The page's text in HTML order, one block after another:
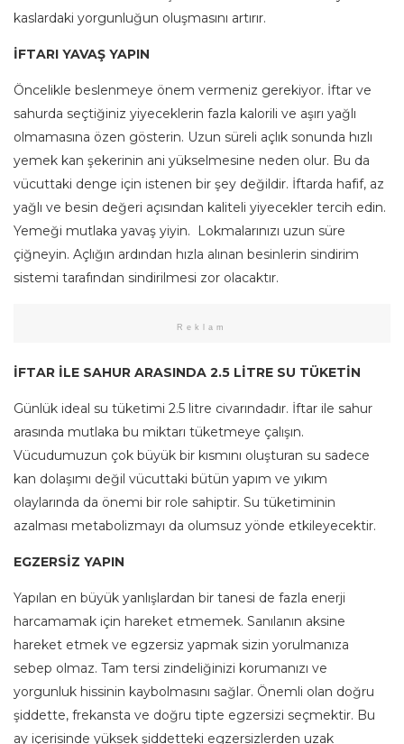
kaslardaki yorgunluğun oluşmasını artırır.
İFTARI YAVAŞ YAPIN
Öncelikle beslenmeye önem vermeniz gerekiyor. İftar ve
sahurda seçtiğiniz yiyeceklerin fazla kalorili ve aşırı yağlı
olmamasına özen gösterin. Uzun süreli açlık sonunda hızlı
yemek kan şekerinin ani yükselmesine neden olur. Bu da
vücuttaki denge için istenen bir şey değildir. İftarda hafif, az
yağlı ve besin değeri açısından kaliteli yiyecekler tercih edin.
Yemeği mutlaka yavaş yiyin. Lokmalarınızı uzun süre
çiğneyin. Açlığın ardından hızla alınan besinlerin sindirim
sistemi tarafından sindirilmesi zor olacaktır.
Reklam
İFTAR İLE SAHUR ARASINDA 2.5 LİTRE SU TÜKETİN
Günlük ideal su tüketimi 2.5 litre civarındadır. İftar ile sahur
arasında mutlaka bu miktarı tüketmeye çalışın.
Vücudumuzun çok büyük bir kısmını oluşturan su sadece
kan dolaşımı değil vücuttaki bütün yapım ve yıkım
olaylarında da önemi bir role sahiptir. Su tüketiminin
azalması metabolizmayı da olumsuz yönde etkileyecektir.
EGZERSİZ YAPIN
Yapılan en büyük yanlışlardan bir tanesi de fazla enerji
harcamamak için hareket etmemek. Sanılanın aksine
hareket etmek ve egzersiz yapmak sizin yorulmanıza
sebep olmaz. Tam tersi zindeliğinizi korumanızı ve
yorgunluk hissinin kaybolmasını sağlar. Önemli olan doğru
şiddette, frekansta ve doğru tipte egzersizi seçmektir. Bu
ay içerisinde yüksek şiddetteki egzersizlerden uzak